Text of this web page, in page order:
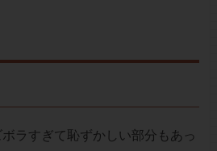
ラすぎて恥ずかしい部分もあっ